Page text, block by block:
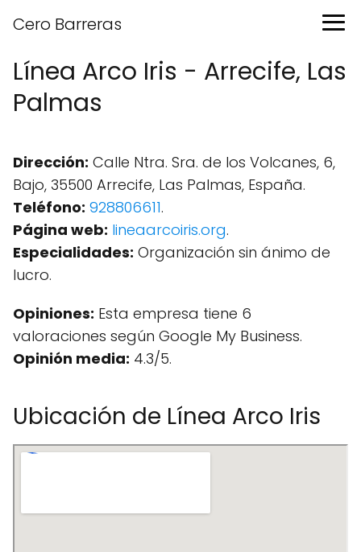
Cero Barreras
Línea Arco Iris - Arrecife, Las
Palmas
Dirección: Calle Ntra. Sra. de los Volcanes, 6,
Bajo, 35500 Arrecife, Las Palmas, España.
Teléfono: 928806611.
Página web: lineaarcoiris.org.
Especialidades: Organización sin ánimo de
lucro.
Opiniones: Esta empresa tiene 6
valoraciones según Google My Business.
Opinión media: 4.3/5.
Ubicación de Línea Arco Iris